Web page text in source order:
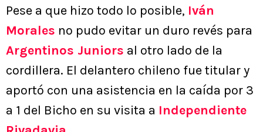
Pese a que hizo todo lo posible, Iván
Morales no pudo evitar un duro revés para
Argentinos Juniors al otro lado de la
cordillera. El delantero chileno fue titular y
aportó con una asistencia en la caída por 3
a 1 del Bicho en su visita a Independiente